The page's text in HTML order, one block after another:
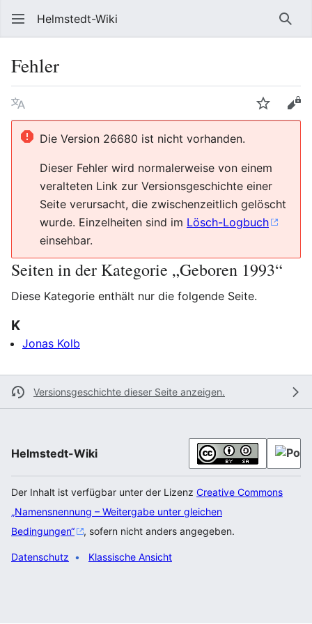
Helmstedt-Wiki
Fehler
Sprache
Die Version 26680 ist nicht vorhanden.
Dieser Fehler wird normalerweise von einem
veralteten Link zur Versionsgeschichte einer
Seite verursacht, die zwischenzeitlich gelöscht
wurde. Einzelheiten sind im Lösch-Logbuch
einsehbar.
Seiten in der Kategorie „Geboren 1993“
Diese Kategorie enthält nur die folgende Seite.
K
Jonas Kolb
Versionsgeschichte dieser Seite anzeigen.
Helmstedt-Wiki
Der Inhalt ist verfügbar unter der Lizenz Creative Commons
„Namensnennung – Weitergabe unter gleichen
Bedingungen“
, sofern nicht anders angegeben.
Datenschutz Klassische Ansicht